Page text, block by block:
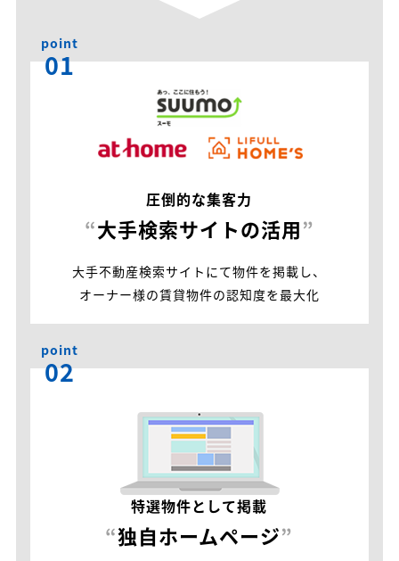
point
01
圧倒的な集客力
“大手検索サイトの活用”
大手不動産検索サイトにて物件を掲載し、
オーナー様の賃貸物件の認知度を最大化
point
02
特選物件として掲載
“独自ホームページ”